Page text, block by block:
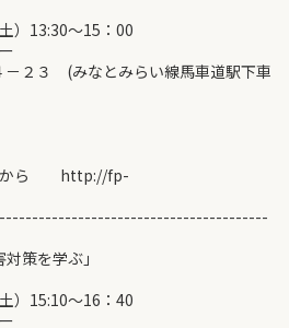
）13:30～15：00
３ (みなとみらい線馬車道駅下車
らから http://fp-
策を学ぶ」
）15:10～16：40